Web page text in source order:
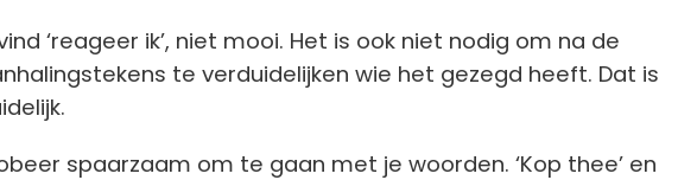
‘reageer ik’, niet mooi. Het is ook niet nodig om na de
te verduidelijken wie het gezegd heeft. Dat is
spaarzaam om te gaan met je woorden. ‘Kop thee’ en